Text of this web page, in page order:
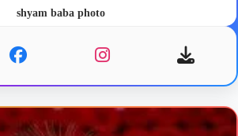
shyam baba photo